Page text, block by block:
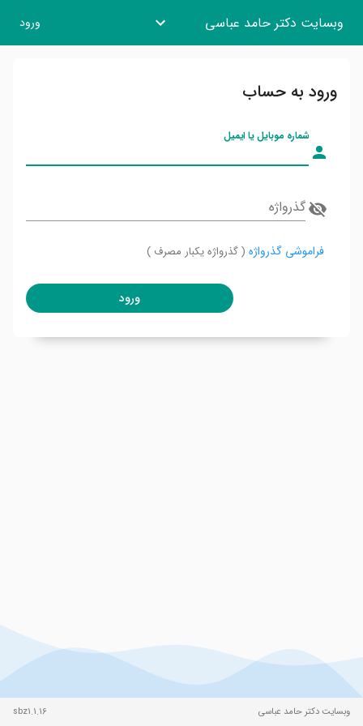
وبسایت دکتر حامد عباسی ورود
ورود به حساب
شماره موبایل یا ایمیل
گذرواژه
فراموشی گذرواژه ( گذرواژه یکبار مصرف )
ورود
وبسایت دکتر حامد عباسی sbz1.1.16